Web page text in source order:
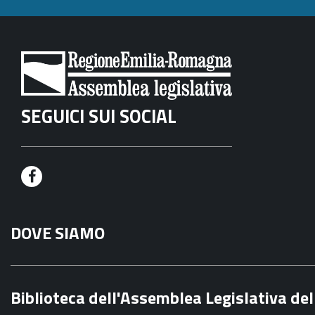
SEGUICI SUI SOCIAL
F
c
e
DOVE SIAMO
Biblioteca dell'Assemblea Legislativa